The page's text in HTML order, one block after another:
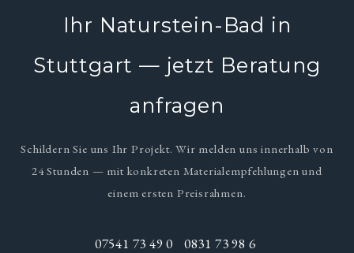
Ihr Naturstein-Bad in
Stuttgart — jetzt Beratung
anfragen
Schildern Sie uns Ihr Projekt. Wir melden uns innerhalb von
24 Stunden — mit konkreten Materialempfehlungen und
einem ersten Preisrahmen.
07541 73 49 0 0831 73 98 6